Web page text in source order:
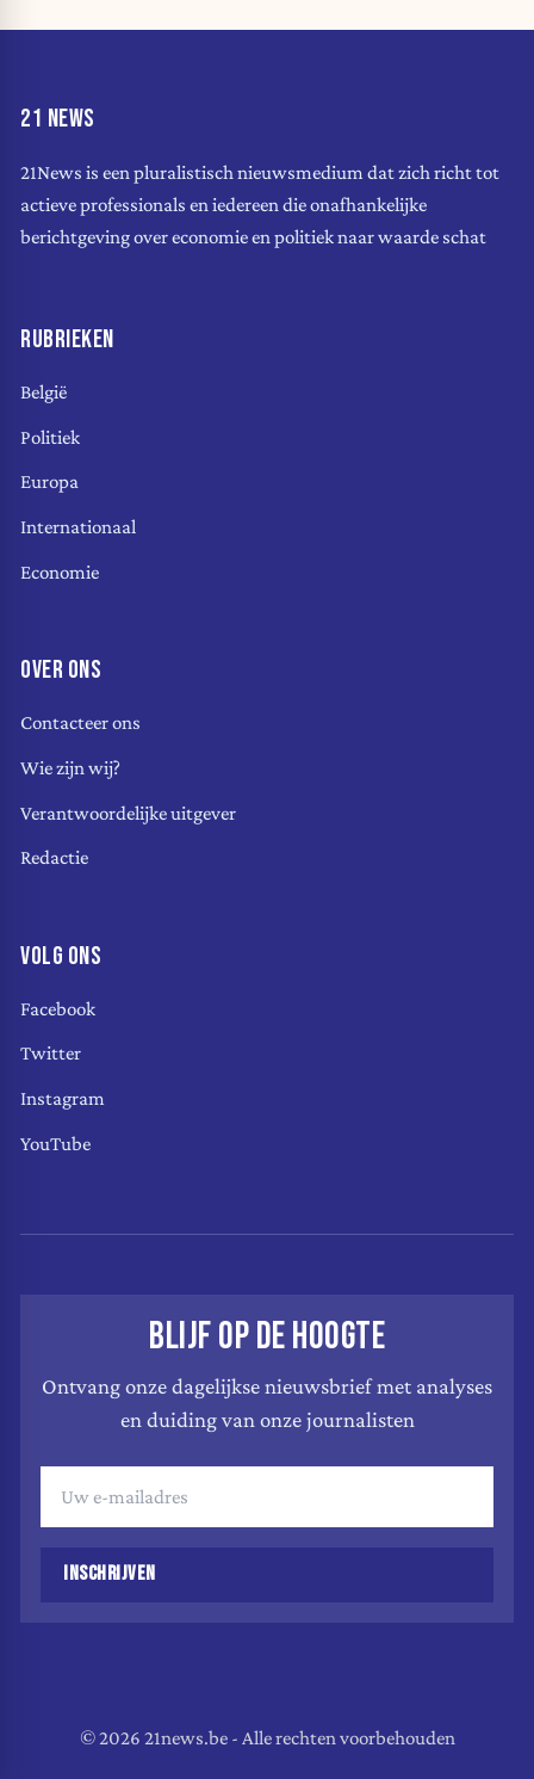
21 NEWS
21News is een pluralistisch nieuwsmedium dat zich richt tot
actieve professionals en iedereen die onafhankelijke
berichtgeving over economie en politiek naar waarde schat
RUBRIEKEN
België
Politiek
Europa
Internationaal
Economie
OVER ONS
Contacteer ons
Wie zijn wij?
Verantwoordelijke uitgever
Redactie
VOLG ONS
Facebook
Twitter
Instagram
YouTube
BLIJF OP DE HOOGTE
Ontvang onze dagelijkse nieuwsbrief met analyses
en duiding van onze journalisten
INSCHRIJVEN
© 2026 21news.be - Alle rechten voorbehouden